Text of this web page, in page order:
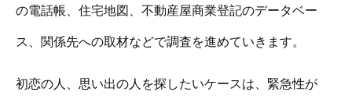
の電話帳、住宅地図、不動産屋商業登記のデータベー
ス、関係先への取材などで調査を進めていきます。
初恋の人、思い出の人を探したいケースは、緊急性が